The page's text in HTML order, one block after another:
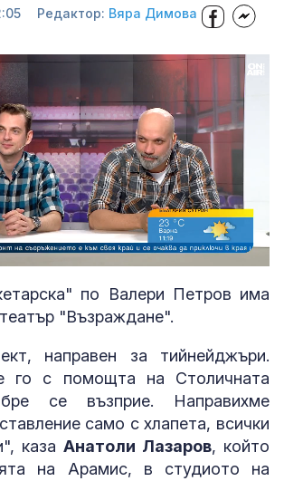
Редактор: Вяра Димова
:
по Валери Петров има
"Възраждане".
направен за тийнейджъри.
го с помощта на Столичната
се възприе. Направихме
само с хлапета, всички
каза Анатоли Лазаров, който
на Арамис, в студиото на